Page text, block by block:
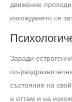
движение
изхождането се
Заради
по-
състояние на
а оттам и на